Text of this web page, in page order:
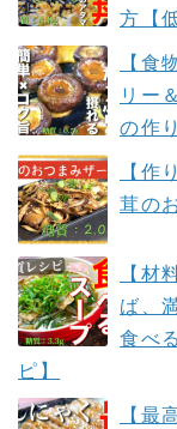
方【
【食
リー
の作
【
茸の
【
ば、
食べ
ピ】
【